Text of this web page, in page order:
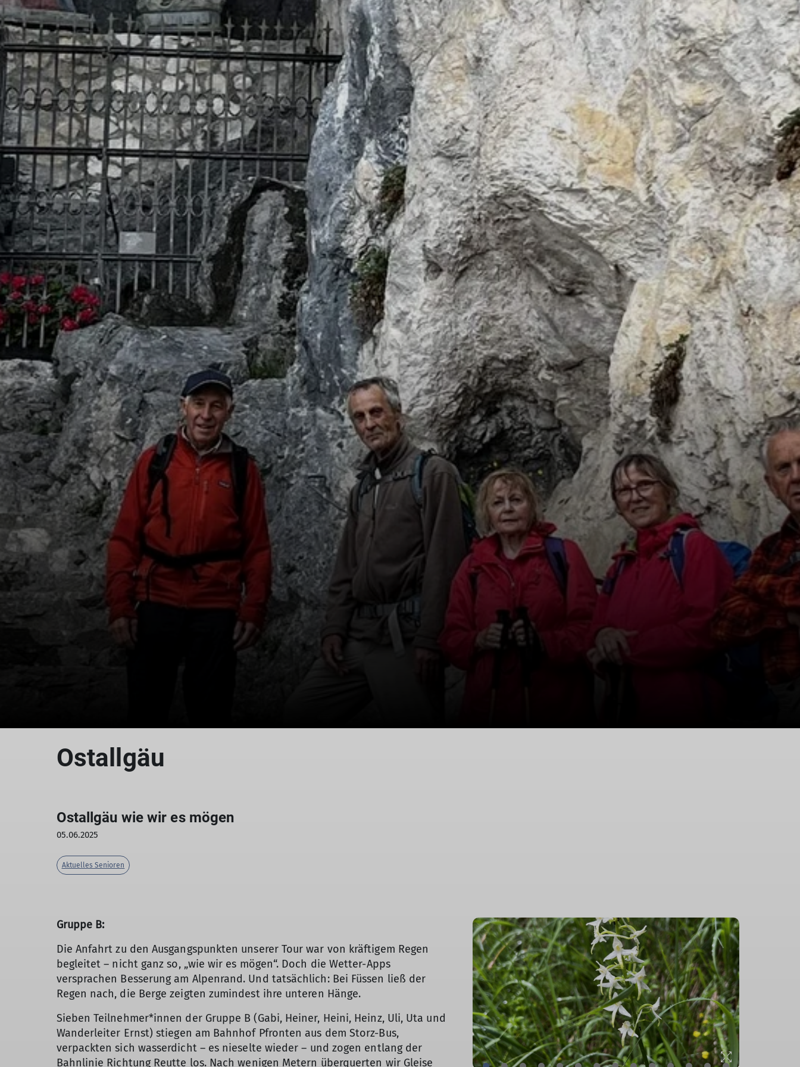
Ostallgäu
Ostallgäu wie wir es mögen
05.06.2025
Aktuelles Senioren
Gruppe B:
Die Anfahrt zu den Ausgangspunkten unserer Tour war von kräftigem Regen
begleitet – nicht ganz so, „wie wir es mögen“. Doch die Wetter-Apps
versprachen Besserung am Alpenrand. Und tatsächlich: Bei Füssen ließ der
Regen nach, die Berge zeigten zumindest ihre unteren Hänge.
Sieben Teilnehmer*innen der Gruppe B (Gabi, Heiner, Heini, Heinz, Uli, Uta und
Wanderleiter Ernst) stiegen am Bahnhof Pfronten aus dem Storz-Bus,
verpackten sich wasserdicht – es nieselte wieder – und zogen entlang der
Bahnlinie Richtung Reutte los. Nach wenigen Metern überquerten wir Gleise
© DAV Augsburg Senioren